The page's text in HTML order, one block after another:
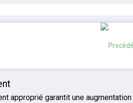
approprié garantit une